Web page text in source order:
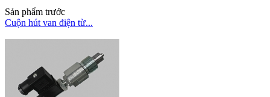
Sản phẩm trước
Cuộn hút van điện từ...